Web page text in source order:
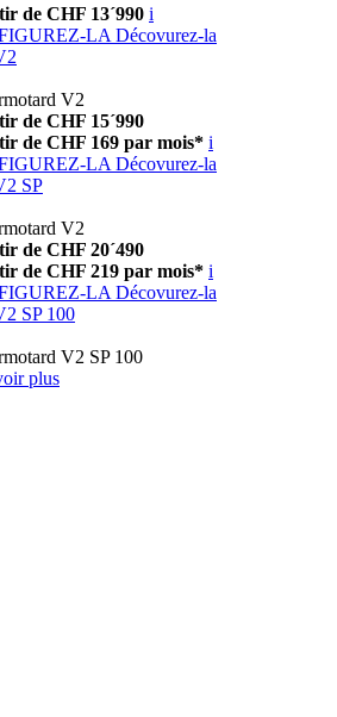
de CHF 13´990 i
LA Décovurez-la
V2
de CHF 15´990
de CHF 169 par mois* i
LA Décovurez-la
SP
V2
de CHF 20´490
de CHF 219 par mois* i
LA Décovurez-la
SP 100
V2 SP 100
plus